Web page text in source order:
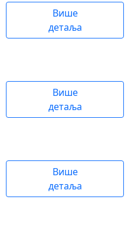
Више
детаља
Више
детаља
Више
детаља